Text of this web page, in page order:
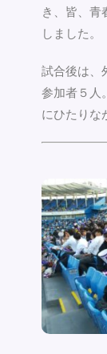
き、皆、青
しました。
試合後は、
参加者５人
にひたりな